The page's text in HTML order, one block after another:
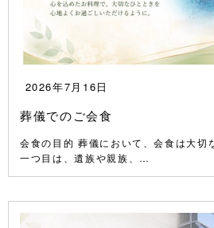
2026年7月16日
葬儀でのご会食
会食の目的 葬儀において、会食は大切
一つ目は、遺族や親族、…